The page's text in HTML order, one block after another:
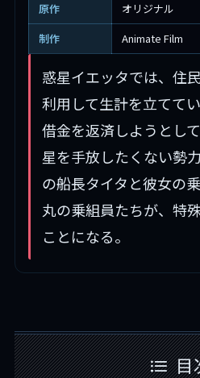
原作
オリジナル
制作
Animate Film
惑星イエッタでは、住
利用して生計を立てて
借金を返済しようとし
星を手放したくない勢
の船長タイタと彼女の
丸の乗組員たちが、特
ことになる。
目